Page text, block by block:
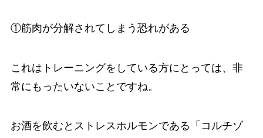
①筋肉が分解されてしまう恐れがある
これはトレーニングをしている方にとっては、非
常にもったいないことですね。
お酒を飲むとストレスホルモンである「コルチゾ